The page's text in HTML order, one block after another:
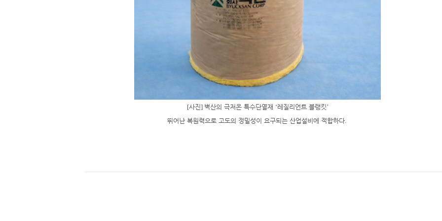
[사진] 벽산의 극저온 특수단열재 ‘레질리언트 블랭킷’
뛰어난 복원력으로 고도의 정밀성이 요구되는 산업설비에 적합하다.